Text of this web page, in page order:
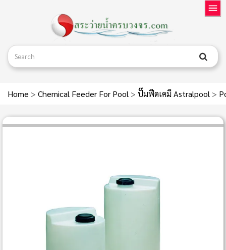
Home > Chemical Feeder For Pool > ปั๊มฟีดเคมี Astralpool >